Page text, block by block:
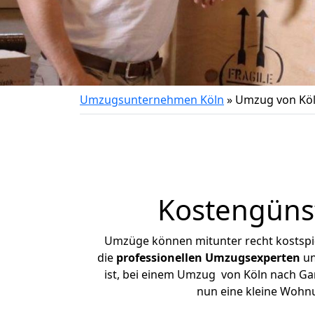
Umzugsunternehmen Köln » Umzug von
Umzüge können mitunter recht
die professionellen Umzugsexperten
ist, bei einem Umzug von Köln nach
nun eine kleine